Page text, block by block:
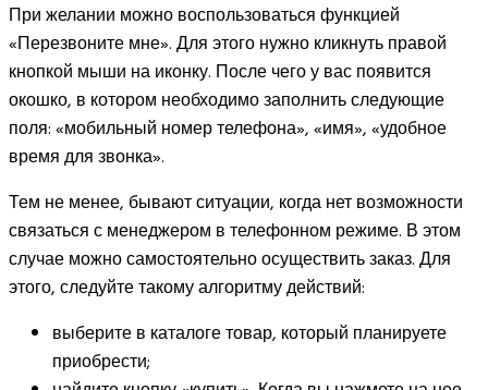
При желании можно воспользоваться функцией
«Перезвоните мне». Для этого нужно кликнуть правой
кнопкой мыши на иконку. После чего у вас появится
окошко, в котором необходимо заполнить следующие
поля: «мобильный номер телефона», «имя», «удобное
время для звонка».
Тем не менее, бывают ситуации, когда нет возможности
связаться с менеджером в телефонном режиме. В этом
случае можно самостоятельно осуществить заказ. Для
этого, следуйте такому алгоритму действий:
выберите в каталоге товар, который планируете
приобрести;